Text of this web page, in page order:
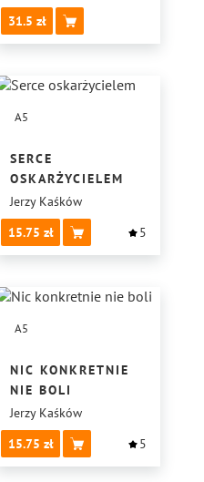
31.5
A5
SERCE
OSKARŻYCIELEM
Jerzy Kaśków
15.75
5
A5
NIC KONKRETNIE
NIE BOLI
Jerzy Kaśków
15.75
5